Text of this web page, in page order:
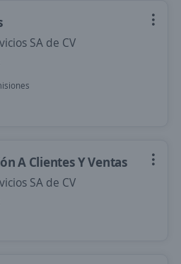
SA de CV
A Clientes Y Ventas
SA de CV